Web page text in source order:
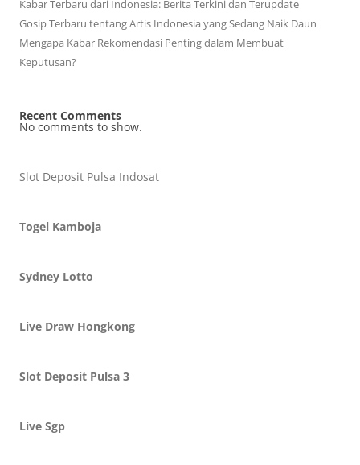
Kabar Terbaru dari Indonesia: Berita Terkini dan Terupdate
Gosip Terbaru tentang Artis Indonesia yang Sedang Naik Daun
Mengapa Kabar Rekomendasi Penting dalam Membuat
Keputusan?
Recent Comments
No comments to show.
Slot Deposit Pulsa Indosat
Togel Kamboja
Sydney Lotto
Live Draw Hongkong
Slot Deposit Pulsa 3
Live Sgp